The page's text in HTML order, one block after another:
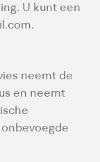
U kunt een
neemt de
en neemt